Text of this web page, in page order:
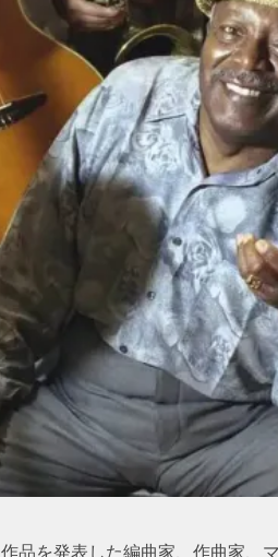
トラベル
サッカー
PEOPLE
ビジネス
コラム
品を発表した編曲家、作曲家、